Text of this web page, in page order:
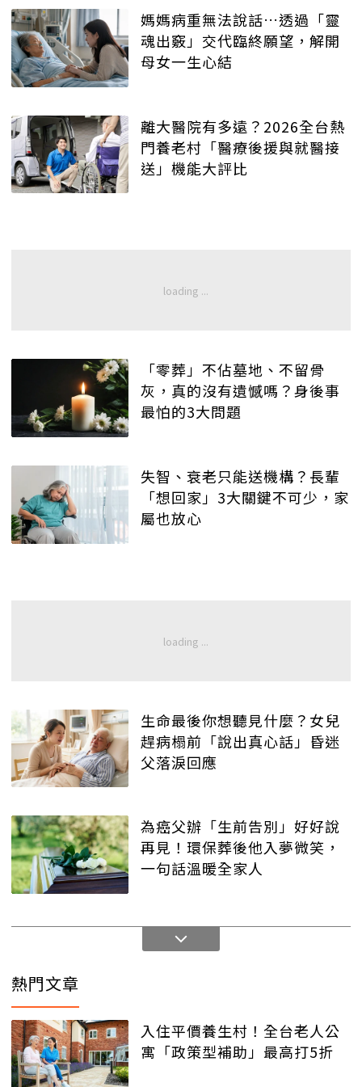
媽媽病重無法說話…透過「靈
魂出竅」交代臨終願望，解開
母女一生心結
離大醫院有多遠？2026全台熱
門養老村「醫療後援與就醫接
送」機能大評比
「零葬」不佔墓地、不留骨
灰，真的沒有遺憾嗎？身後事
最怕的3大問題
失智、衰老只能送機構？長輩
「想回家」3大關鍵不可少，家
屬也放心
生命最後你想聽見什麼？女兒
趕病榻前「說出真心話」昏迷
父落淚回應
為癌父辦「生前告別」好好說
再見！環保葬後他入夢微笑，
一句話溫暖全家人
熱門文章
入住平價養生村！全台老人公
寓「政策型補助」最高打5折